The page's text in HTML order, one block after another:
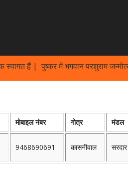
स्वागत हैं | पुष्कर में भगवान परशुराम
मोबाइल नंबर गोत्र मंडल
9468690691 कासनीवाल